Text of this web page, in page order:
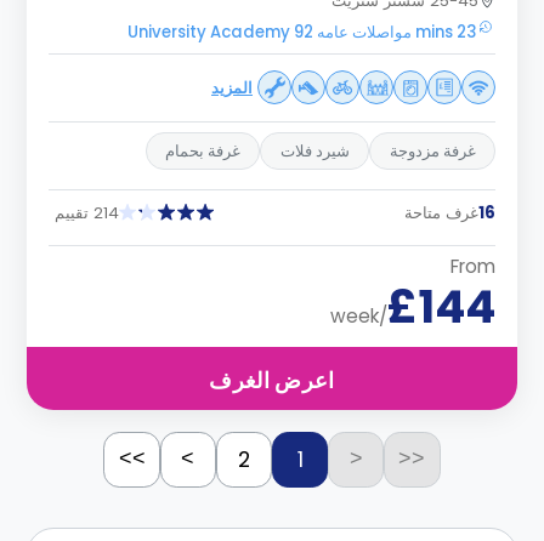
23 mins مواصلات عامه University Academy 92
المزيد
غرفة مزدوجة شيرد فلات غرفة بحمام
16غرف متاحة 214 تقييم
From
£144
/week
اعرض الغرف
<<
<
1
2
>
>>